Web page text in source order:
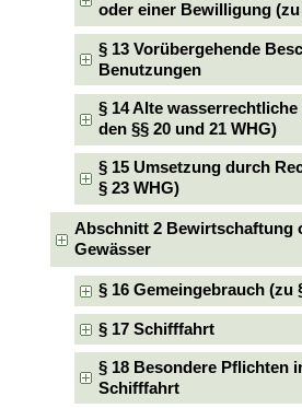
oder einer Bewilligung (zu
§ 13 Vorübergehende
Benutzungen
§ 14 Alte
den §§ 20 und 21 WHG)
§ 15 Umsetzung durch
§ 23 WHG)
Abschnitt 2 Bewirtschaftung
Gewässer
§ 16 Gemeingebrauch (zu
§ 17 Schifffahrt
§ 18 Besondere Pflichten
Schifffahrt